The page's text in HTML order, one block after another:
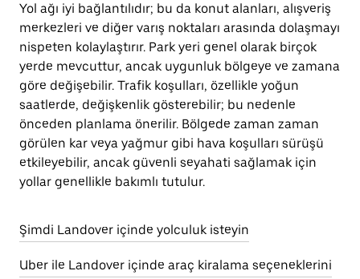
Yol ağı iyi bağlantılıdır; bu da konut alanları, alışveriş
merkezleri ve diğer varış noktaları arasında dolaşmayı
nispeten kolaylaştırır. Park yeri genel olarak birçok
yerde mevcuttur, ancak uygunluk bölgeye ve zamana
göre değişebilir. Trafik koşulları, özellikle yoğun
saatlerde, değişkenlik gösterebilir; bu nedenle
önceden planlama önerilir. Bölgede zaman zaman
görülen kar veya yağmur gibi hava koşulları sürüşü
etkileyebilir, ancak güvenli seyahati sağlamak için
yollar genellikle bakımlı tutulur.
Şimdi Landover içinde yolculuk isteyin
Uber ile Landover içinde araç kiralama seçeneklerini